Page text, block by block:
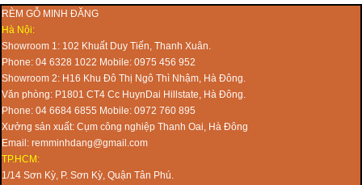
RÈM GỖ MINH ĐĂNG
Hà Nội:
Showroom 1: 102 Khuất Duy Tiến, Thanh Xuân.
Phone: 04 6328 1022 Mobile: 0975 456 952
Showroom 2: H16 Khu Đô Thị Ngô Thì Nhậm, Hà Đông.
Văn phòng: P1801 CT4 Cc HuynDai Hillstate, Hà Đông.
Phone: 04 6684 6855 Mobile: 0972 760 895
Xưởng sản xuất: Cụm công nghiệp Thanh Oai, Hà Đông
Email: remminhdang@gmail.com
TP.HCM:
1/14 Sơn Kỳ, P. Sơn Kỳ, Quận Tân Phú.